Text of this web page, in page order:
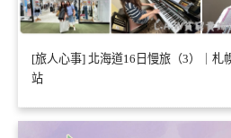
[旅人心事] 北海道16日慢旅（3）｜札
站